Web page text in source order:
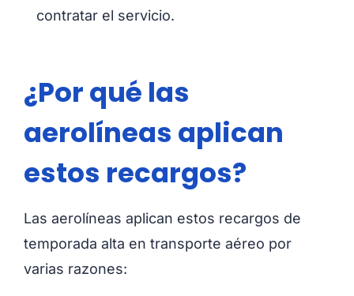
contratar el servicio.
¿Por qué las
aerolíneas aplican
estos recargos?
Las aerolíneas aplican estos recargos de
temporada alta en transporte aéreo por
varias razones: